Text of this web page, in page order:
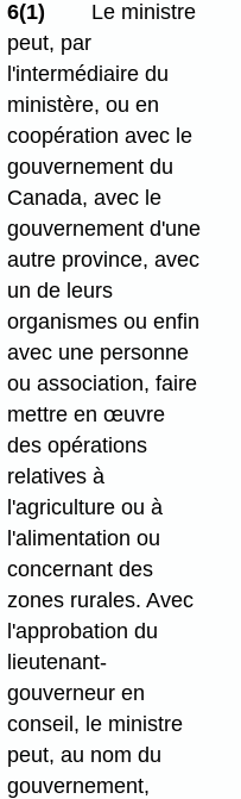
6(1)
Le ministre
peut, par
l'intermédiaire du
ministère, ou en
coopération avec le
gouvernement du
Canada, avec le
gouvernement d'une
autre province, avec
un de leurs
organismes ou enfin
avec une personne
ou association, faire
mettre en œuvre
des opérations
relatives à
l'agriculture ou à
l'alimentation ou
concernant des
zones rurales. Avec
l'approbation du
lieutenant-
gouverneur en
conseil, le ministre
peut, au nom du
gouvernement,